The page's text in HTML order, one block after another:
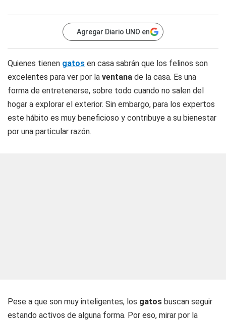
Agregar Diario UNO en
Quienes tienen gatos en casa sabrán que los felinos son
excelentes para ver por la ventana de la casa. Es una
forma de entretenerse, sobre todo cuando no salen del
hogar a explorar el exterior. Sin embargo, para los expertos
este hábito es muy beneficioso y contribuye a su bienestar
por una particular razón.
Pese a que son muy inteligentes, los gatos buscan seguir
estando activos de alguna forma. Por eso, mirar por la